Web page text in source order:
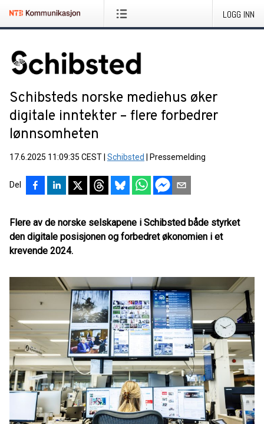
LOGG INN
Schibsteds norske mediehus øker
digitale inntekter – flere forbedrer
lønnsomheten
17.6.2025 11:09:35 CEST Schibsted Pressemelding
Del
Flere av de norske selskapene i Schibsted både styrket
den digitale posisjonen og forbedret økonomien i et
krevende 2024.